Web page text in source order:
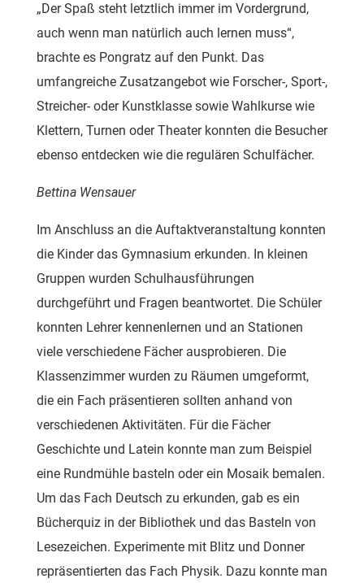
„Der Spaß steht letztlich immer im Vordergrund,
auch wenn man natürlich auch lernen muss“,
brachte es Pongratz auf den Punkt. Das
umfangreiche Zusatzangebot wie Forscher-, Sport-,
Streicher- oder Kunstklasse sowie Wahlkurse wie
Klettern, Turnen oder Theater konnten die Besucher
ebenso entdecken wie die regulären Schulfächer.
Bettina Wensauer
Im Anschluss an die Auftaktveranstaltung konnten
die Kinder das Gymnasium erkunden. In kleinen
Gruppen wurden Schulhausführungen
durchgeführt und Fragen beantwortet. Die Schüler
konnten Lehrer kennenlernen und an Stationen
viele verschiedene Fächer ausprobieren. Die
Klassenzimmer wurden zu Räumen umgeformt,
die ein Fach präsentieren sollten anhand von
verschiedenen Aktivitäten. Für die Fächer
Geschichte und Latein konnte man zum Beispiel
eine Rundmühle basteln oder ein Mosaik bemalen.
Um das Fach Deutsch zu erkunden, gab es ein
Bücherquiz in der Bibliothek und das Basteln von
Lesezeichen. Experimente mit Blitz und Donner
repräsentierten das Fach Physik. Dazu konnte man